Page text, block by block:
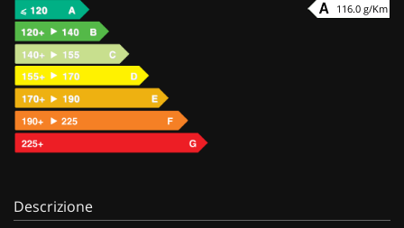
116.0 g/Km
Descrizione